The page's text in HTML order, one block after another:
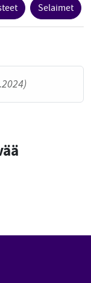
Selaimet